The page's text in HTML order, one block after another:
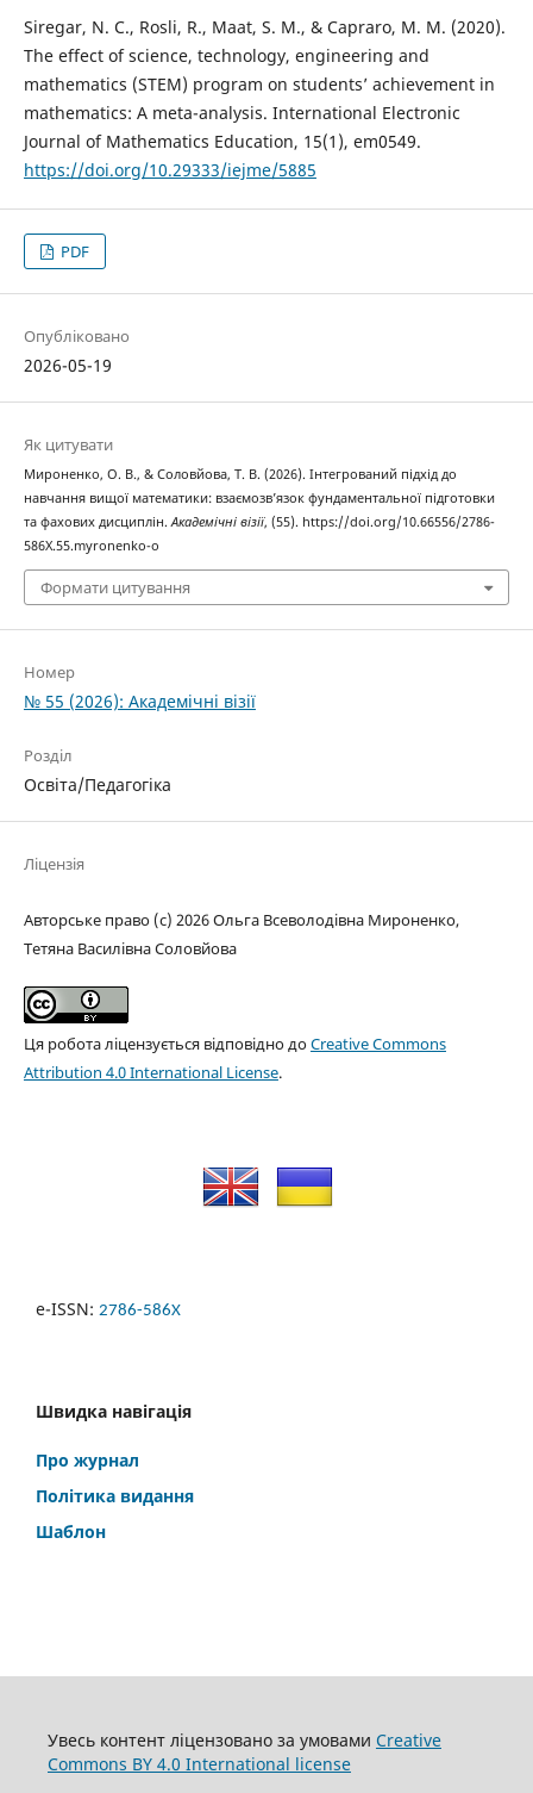
Siregar, N. C., Rosli, R., Maat, S. M., & Capraro, M. M. (2020).
The effect of science, technology, engineering and
mathematics (STEM) program on students’ achievement in
mathematics: A meta-analysis. International Electronic
Journal of Mathematics Education, 15(1), em0549.
https://doi.org/10.29333/iejme/5885
PDF
Опубліковано
2026-05-19
Як цитувати
Мироненко, О. В., & Соловйова, Т. В. (2026). Інтегрований підхід до
навчання вищої математики: взаємозвʼязок фундаментальної підготовки
та фахових дисциплін. Академічні візії, (55). https://doi.org/10.66556/2786-
586X.55.myronenko-o
Формати цитування
Номер
№ 55 (2026): Академічні візії
Розділ
Освіта/Педагогіка
Ліцензія
Авторське право (c) 2026 Ольга Всеволодівна Мироненко,
Тетяна Василівна Соловйова
Ця робота ліцензується відповідно доCreative Commons
Attribution 4.0 International License.
e-ISSN: 2786-586X
Швидка навігація
Про журнал
Політика видання
Шаблон
Увесь контент ліцензовано за умовами Creative
Commons BY 4.0 International license